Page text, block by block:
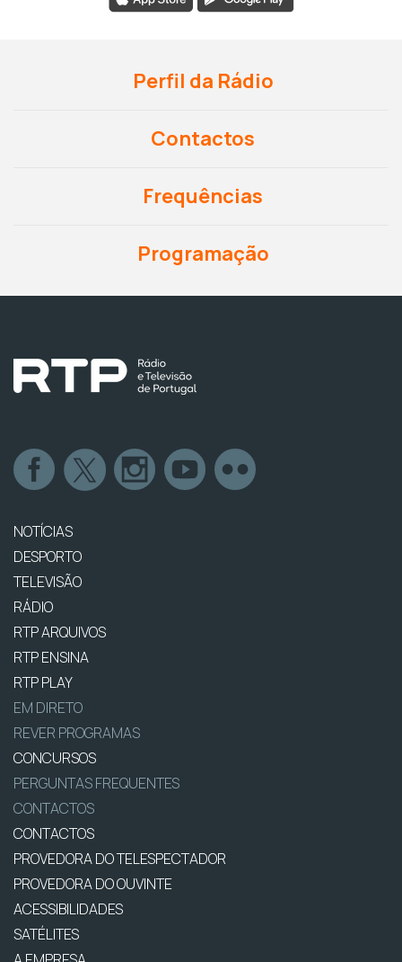
Perfil da Rádio
Contactos
Frequências
Programação
NOTÍCIAS
DESPORTO
TELEVISÃO
RÁDIO
RTP ARQUIVOS
RTP ENSINA
RTP PLAY
EM DIRETO
REVER PROGRAMAS
CONCURSOS
PERGUNTAS FREQUENTES
CONTACTOS
CONTACTOS
PROVEDORA DO TELESPECTADOR
PROVEDORA DO OUVINTE
ACESSIBILIDADES
SATÉLITES